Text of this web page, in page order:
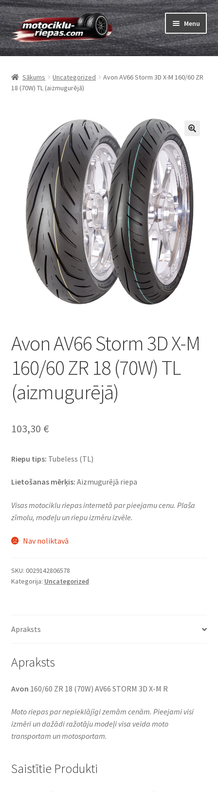
Skip
to
navigation
Skip
to
content
Menu
Riepas
Expand
menu
Kameras
Expand
Viss par riepām
Expand
Zīmoli
Expand
child
Kontakti
Sākums Uncategorized
Avon AV66 Storm 3D X-M 160/60 ZR
18 (70W) TL (aizmugurējā)
Avon AV66 Storm 3D X-M
160/60 ZR 18 (70W) TL
(aizmugurējā)
103,30 €
Riepu tips: Tubeless (TL)
Lietošanas mērķis: Aizmugurējā riepa
Visas motociklu riepas internetā par pieejamu cenu. Plaša
zīmolu, modeļu un riepu izmēru izvēle.
Nav noliktavā
SKU: 0029142806578
Kategorija: Uncategorized
Apraksts
Apraksts
Avon 160/60 ZR 18 (70W) AV66 STORM 3D X-M R
Moto riepas par nepieklājīgi zemām cenām. Pieejami visi
izmēri un dažādi ražotāju modeļi visa veida moto
transportam un motosportam.
Saistītie Produkti